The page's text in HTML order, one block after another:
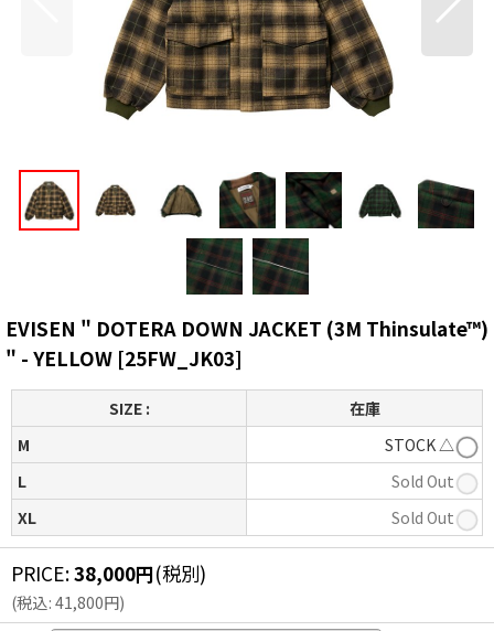
EVISEN " DOTERA DOWN JACKET (3M Thinsulate™︎)
" - YELLOW [25FW_JK03]
SIZE :
在庫
M
STOCK △
L
Sold Out
XL
Sold Out
PRICE:38,000円(税別)
(税込: 41,800円)